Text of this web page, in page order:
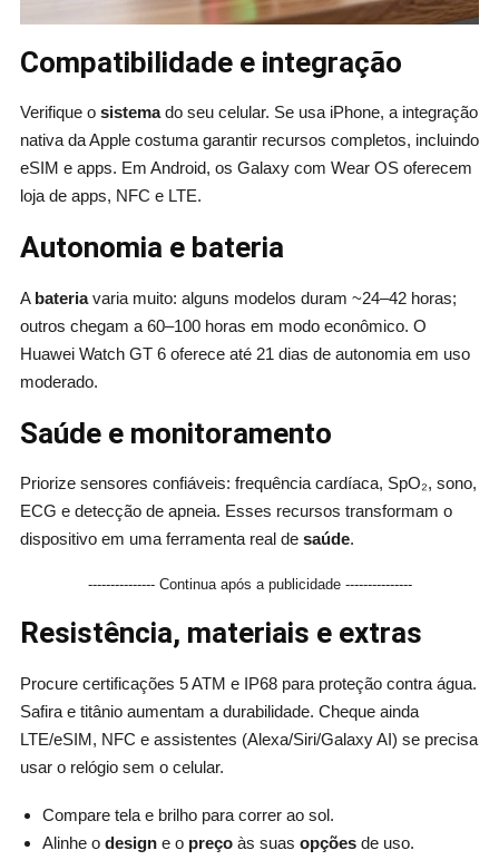
Compatibilidade e integração
Verifique o sistemado seu celular. Se usa iPhone, a integração
nativa da Apple costuma garantir recursos completos, incluindo
eSIM e apps. Em Android, os Galaxy com Wear OS oferecem
loja de apps, NFC e LTE.
Autonomia e bateria
A bateriavaria muito: alguns modelos duram ~24–42 horas;
outros chegam a 60–100 horas em modo econômico. O
Huawei Watch GT 6 oferece até 21 dias de autonomia em uso
moderado.
Saúde e monitoramento
Priorize sensores confiáveis: frequência cardíaca, SpO₂, sono,
ECG e detecção de apneia. Esses recursos transformam o
dispositivo em uma ferramenta real de saúde.
--------------- Continua após a publicidade ---------------
Resistência, materiais e extras
Procure certificações 5 ATM e IP68 para proteção contra água.
Safira e titânio aumentam a durabilidade. Cheque ainda
LTE/eSIM, NFC e assistentes (Alexa/Siri/Galaxy AI) se precisa
usar o relógio sem o celular.
Compare tela e brilho para correr ao sol.
Alinhe o designe o preçoàs suas opçõesde uso.